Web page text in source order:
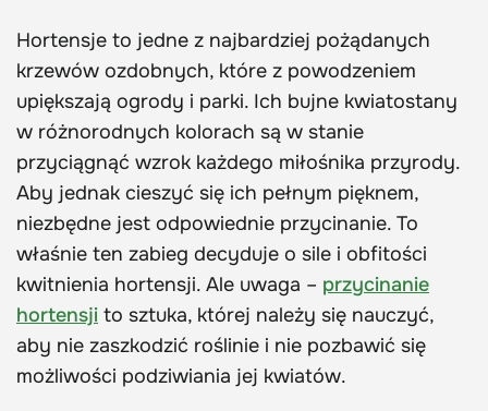
Hortensje to jedne z najbardziej pożądanych
krzewów ozdobnych, które z powodzeniem
upiększają ogrody i parki. Ich bujne kwiatostany
w różnorodnych kolorach są w stanie
przyciągnąć wzrok każdego miłośnika przyrody.
Aby jednak cieszyć się ich pełnym pięknem,
niezbędne jest odpowiednie przycinanie. To
właśnie ten zabieg decyduje o sile i obfitości
kwitnienia hortensji. Ale uwaga – przycinanie
hortensji to sztuka, której należy się nauczyć,
aby nie zaszkodzić roślinie i nie pozbawić się
możliwości podziwiania jej kwiatów.